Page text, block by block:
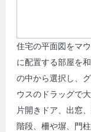
住宅の平面図をマ
に配置する部屋を
の中から選択し、
ウスのドラッグで
片開きドア、出窓
階段、柵や塀、門